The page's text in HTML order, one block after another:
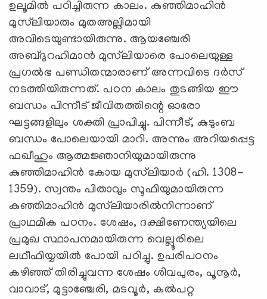
ഉലൂമില്‍ പഠിച്ചിരുന്ന കാലം. കുഞ്ഞിമാഹിന്‍
മുസ്‌ലിയാരും മുതഅല്ലിമായി
അവിടെയുണ്ടായിരുന്നു. ആയഞ്ചേരി
അബ്ദുറഹിമാന്‍ മുസ്‌ലിയാരെ പോലെയുള്ള
പ്രഗല്‍ഭ പണ്ഡിതന്മാരാണ് അന്നവിടെ ദര്‍സ്
നടത്തിയിരുന്നത്. പഠന കാലം തുടങ്ങിയ ഈ
ബന്ധം പിന്നീട് ജീവിതത്തിന്റെ ഓരോ
ഘട്ടങ്ങളിലും ശക്തി പ്രാപിച്ചു. പിന്നീട്, കുടുംബ
ബന്ധം പോലെയായി മാറി. അന്നും അറിയപ്പെട്ട
ഫഖീഹും ആത്മജ്ഞാനിയുമായിരുന്നു
കുഞ്ഞിമാഹിന്‍ കോയ മുസ്‌ലിയാര്‍ (ഹി. 1308-
1359). സ്വന്തം പിതാവും സൂഫിയുമായിരുന്ന
കുഞ്ഞിമാഹിന്‍ മുസ്‌ലിയാരില്‍നിന്നാണ്
പ്രാഥമിക പഠനം. ശേഷം, ദക്ഷിണേന്ത്യയിലെ
പ്രമുഖ സ്ഥാപനമായിരുന്ന വെല്ലൂരിലെ
ലഥീഫിയ്യയില്‍ പോയി പഠിച്ചു. ഉപരിപഠനം
കഴിഞ്ഞ് തിരിച്ചുവന്ന ശേഷം ശിവപുരം, പൂനൂര്‍,
വാവാട്, മുട്ടാഞ്ചേരി, മടവൂര്‍, കല്‍പറ്റ